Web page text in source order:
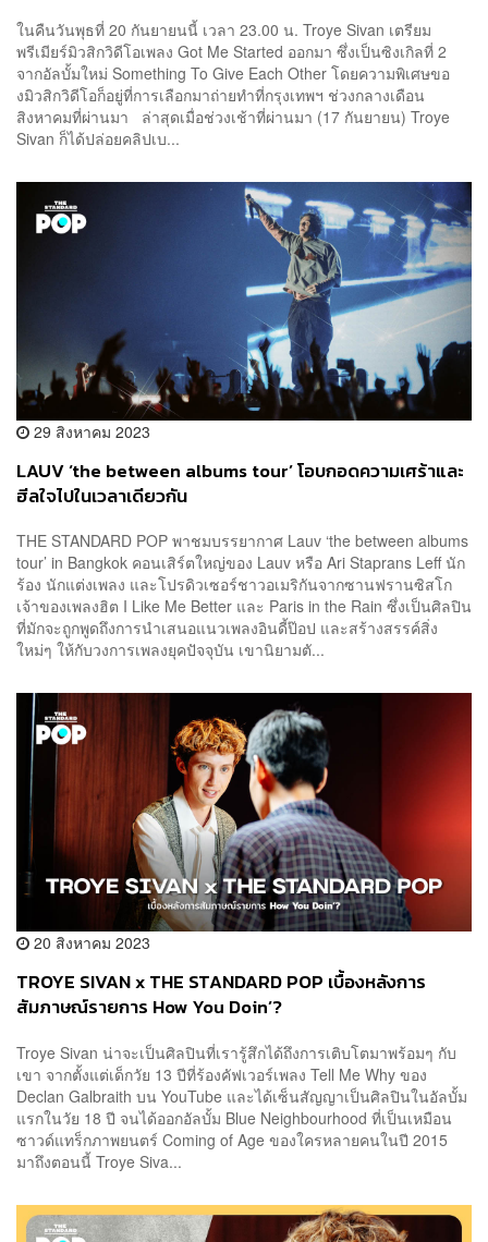
ในคืนวันพุธที่ 20 กันยายนนี้ เวลา 23.00 น. Troye Sivan เตรียม
พรีเมียร์มิวสิกวิดีโอเพลง Got Me Started ออกมา ซึ่งเป็นซิงเกิลที่ 2
จากอัลบั้มใหม่ Something To Give Each Other โดยความพิเศษขอ
งมิวสิกวิดีโอก็อยู่ที่การเลือกมาถ่ายทำที่กรุงเทพฯ ช่วงกลางเดือน
สิงหาคมที่ผ่านมา ล่าสุดเมื่อช่วงเช้าที่ผ่านมา (17 กันยายน) Troye
Sivan ก็ได้ปล่อยคลิปเบ...
29 สิงหาคม 2023
LAUV ‘the between albums tour’ โอบกอดความเศร้าและ
ฮีลใจไปในเวลาเดียวกัน
THE STANDARD POP พาชมบรรยากาศ Lauv ‘the between albums
tour’ in Bangkok คอนเสิร์ตใหญ่ของ Lauv หรือ Ari Staprans Leff นัก
ร้อง นักแต่งเพลง และโปรดิวเซอร์ชาวอเมริกันจากซานฟรานซิสโก
เจ้าของเพลงฮิต I Like Me Better และ Paris in the Rain ซึ่งเป็นศิลปิน
ที่มักจะถูกพูดถึงการนำเสนอแนวเพลงอินดี้ป๊อป และสร้างสรรค์สิ่ง
ใหม่ๆ ให้กับวงการเพลงยุคปัจจุบัน เขานิยามตั...
20 สิงหาคม 2023
TROYE SIVAN x THE STANDARD POP เบื้องหลังการ
สัมภาษณ์รายการ How You Doin’?
Troye Sivan น่าจะเป็นศิลปินที่เรารู้สึกได้ถึงการเติบโตมาพร้อมๆ กับ
เขา จากตั้งแต่เด็กวัย 13 ปีที่ร้องคัฟเวอร์เพลง Tell Me Why ของ
Declan Galbraith บน YouTube และได้เซ็นสัญญาเป็นศิลปินในอัลบั้ม
แรกในวัย 18 ปี จนได้ออกอัลบั้ม Blue Neighbourhood ที่เป็นเหมือน
ซาวด์แทร็กภาพยนตร์ Coming of Age ของใครหลายคนในปี 2015
มาถึงตอนนี้ Troye Siva...